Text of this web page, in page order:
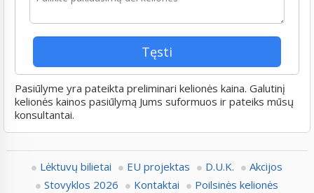
Pasiūlyme yra pateikta preliminari kelionės kaina. Galutinį
kelionės kainos pasiūlymą Jums suformuos ir pateiks mūsų
konsultantai.
Lėktuvų bilietai EU projektas D.U.K.
Akcijos
Stovyklos 2026
Kontaktai
Poilsinės kelionės